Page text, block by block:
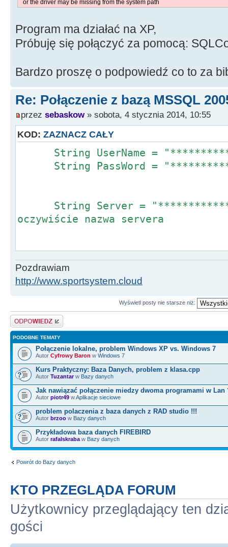
or the driver may be missing from the system path
Program ma działać na XP,
Próbuję się połączyć za pomocą:
Bardzo proszę o podpowiedź co to za
Re: Połączenie z bazą MSSQL
przez sebaskow» sobota, 4 stycznia 2014, 10:55
KOD: ZAZNACZ CAŁY
String UserName =
String PassWord =
String Server =
oczywiście nazwa servera
/* Connection String */
String ConnString =
Info=False;";
ConnString +=
"User
Procedure for Prepare=1;";
ConnString +=
"Auto Translate=True;Packet
Encryption for Data=False;";
ConnString +=
"Tag with column collation
/* Set up the connection
ARRAYOFCONST((UserName,
/* Disable login prompt. */
adoConnect->LoginPrompt =
Pozdrawiam
http://www.sportsystem.cloud
Wyświetl posty nie starsze niż:
Odpowiedz
PODOBNE TEMATY
Połączenie lokalne, problem Windows XP vs. Windows 7
Autor Cyfrowy Baron w Windows 7
Kurs Praktyczny: Baza Danych, problem z klasa.cpp
Autor Tuzantarw Bazy danych
Jak nawiązać połączenie miedzy dwoma programami w Lan
Autor piotr49 wAplikacje sieciowe
problem polaczenia z baza danych z RAD studio !!!
Autor brzoo w Bazy danych
Przykładowa baza danych FIREBIRD
Autor rafalskraba w Bazy danych
Powrót do Bazy danych
KTO PRZEGLĄDA FORUM
Użytkownicy przeglądający ten
gości